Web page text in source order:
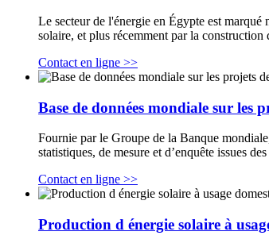
Le secteur de l'énergie en Égypte est
solaire, et plus récemment par la
Contact en ligne >>
Base de données mondiale sur les
Fournie par le Groupe de la Banque
statistiques, de mesure et d’enquête issues
Contact en ligne >>
Production d énergie solaire à